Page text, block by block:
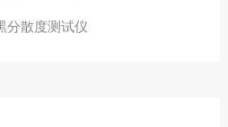
分散度测试仪